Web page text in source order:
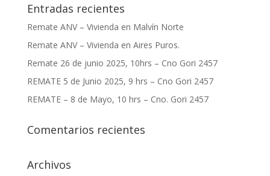
Entradas recientes
Remate ANV – Vivienda en Malvín Norte
Remate ANV – Vivienda en Aires Puros.
Remate 26 de junio 2025, 10hrs – Cno Gori 2457
REMATE 5 de Junio 2025, 9 hrs – Cno Gori 2457
REMATE – 8 de Mayo, 10 hrs – Cno. Gori 2457
Comentarios recientes
Archivos